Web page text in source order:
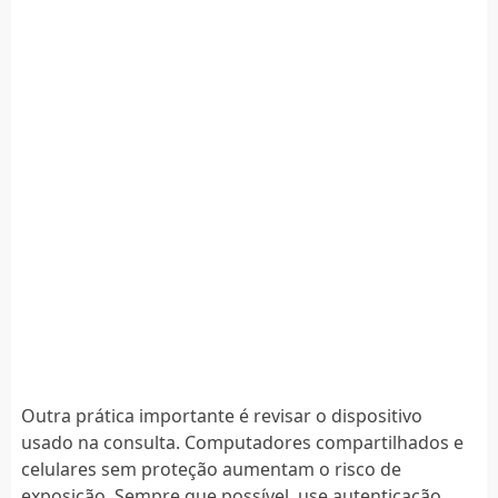
Outra prática importante é revisar o dispositivo
usado na consulta. Computadores compartilhados e
celulares sem proteção aumentam o risco de